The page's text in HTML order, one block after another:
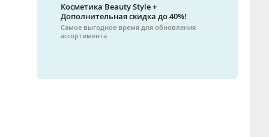
Косметика Beauty Style +
Дополнительная скидка до 40%!
Самое выгодное время для обновления
ассортимента